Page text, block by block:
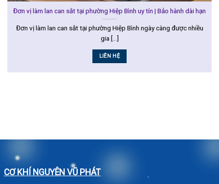
Đơn vị làm lan can sắt tại phường Hiệp Bình uy tín | Bảo hành dài hạn
Đơn vị làm lan can sắt tại phường Hiệp Bình ngày càng được nhiều
gia [...]
LIÊN HỆ
CƠ KHÍ NGUYÊN VŨ PHÁT